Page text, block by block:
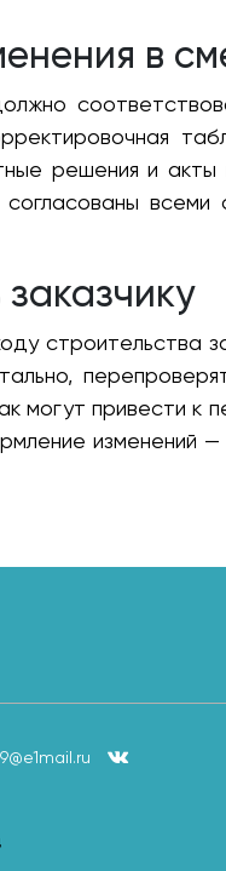
в
решения и
строительства
могут привести к
изменений